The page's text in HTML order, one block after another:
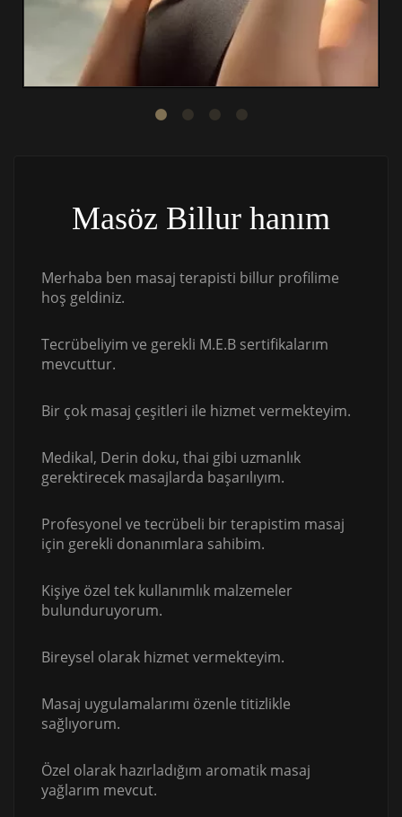
Masöz Billur hanım
Merhaba ben masaj terapisti billur profilime
hoş geldiniz.
Tecrübeliyim ve gerekli M.E.B sertifikalarım
mevcuttur.
Bir çok masaj çeşitleri ile hizmet vermekteyim.
Medikal, Derin doku, thai gibi uzmanlık
gerektirecek masajlarda başarılıyım.
Profesyonel ve tecrübeli bir terapistim masaj
için gerekli donanımlara sahibim.
Kişiye özel tek kullanımlık malzemeler
bulunduruyorum.
Bireysel olarak hizmet vermekteyim.
Masaj uygulamalarımı özenle titizlikle
sağlıyorum.
Özel olarak hazırladığım aromatik masaj
yağlarım mevcut.